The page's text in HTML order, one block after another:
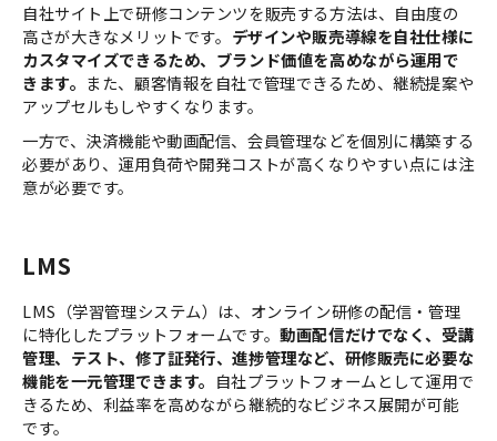
自社サイト上で研修コンテンツを販売する方法は、自由度の
高さが大きなメリットです。 デザインや販売導線を自社仕様に
カスタマイズできるため、ブランド価値を高めながら運用で
きます。 また、顧客情報を自社で管理できるため、継続提案や
アップセルもしやすくなります。
一方で、決済機能や動画配信、会員管理などを個別に構築する
必要があり、運用負荷や開発コストが高くなりやすい点には注
意が必要です。
LMS
LMS（学習管理システム）は、オンライン研修の配信・管理
に特化したプラットフォームです。動画配信だけでなく、受講
管理、テスト、修了証発行、進捗管理など、研修販売に必要な
機能を一元管理できます。 自社プラットフォームとして運用で
きるため、利益率を高めながら継続的なビジネス展開が可能
です。